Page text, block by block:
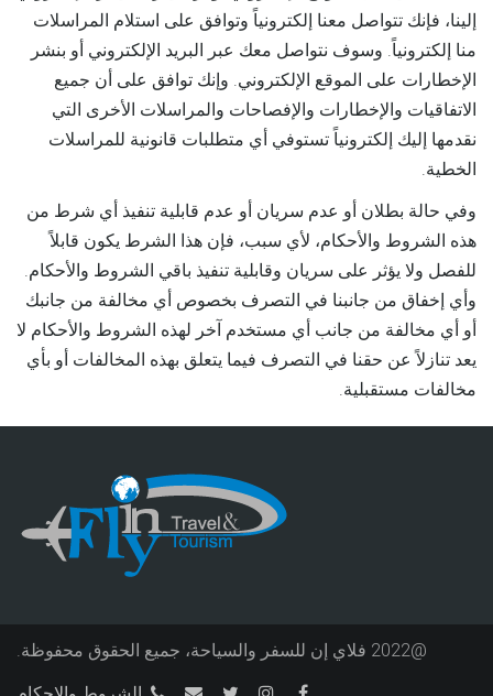
إلينا، فإنك تتواصل معنا إلكترونياً وتوافق على استلام المراسلات
منا إلكترونياً. وسوف نتواصل معك عبر البريد الإلكتروني أو بنشر
الإخطارات على الموقع الإلكتروني. وإنك توافق على أن جميع
الاتفاقيات والإخطارات والإفصاحات والمراسلات الأخرى التي
نقدمها إليك إلكترونياً تستوفي أي متطلبات قانونية للمراسلات
الخطية.
وفي حالة بطلان أو عدم سريان أو عدم قابلية تنفيذ أي شرط من
هذه الشروط والأحكام، لأي سبب، فإن هذا الشرط يكون قابلاً
للفصل ولا يؤثر على سريان وقابلية تنفيذ باقي الشروط والأحكام.
وأي إخفاق من جانبنا في التصرف بخصوص أي مخالفة من جانبك
أو أي مخالفة من جانب أي مستخدم آخر لهذه الشروط والأحكام لا
يعد تنازلاً عن حقنا في التصرف فيما يتعلق بهذه المخالفات أو بأي
مخالفات مستقبلية.
@2022 فلاي إن للسفر والسياحة، جميع الحقوق محفوظة.